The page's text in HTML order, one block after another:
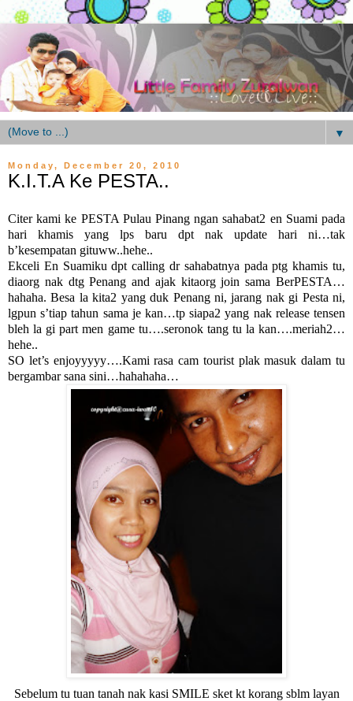
▼
Monday, December 20, 2010
K.I.T.A Ke PESTA..
Citer kami ke PESTA Pulau Pinang ngan sahabat2 en Suami pada
hari khamis yang lps baru dpt nak update hari ni…tak
b’kesempatan gituww..hehe..
Ekceli En Suamiku dpt calling dr sahabatnya pada ptg khamis tu,
diaorg nak dtg Penang and ajak kitaorg join sama BerPESTA…
hahaha. Besa la kita2 yang duk Penang ni, jarang nak gi Pesta ni,
lgpun s’tiap tahun sama je kan…tp siapa2 yang nak release tensen
bleh la gi part men game tu….seronok tang tu la kan….meriah2…
hehe..
SO let’s enjoyyyyy….Kami rasa cam tourist plak masuk dalam tu
bergambar sana sini…hahahaha…
Sebelum tu tuan tanah nak kasi SMILE sket kt korang sblm layan